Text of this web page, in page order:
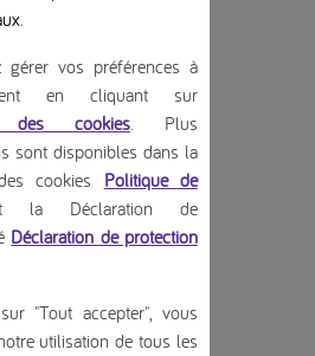
.
gérer vos préférences à
en cliquant sur
des cookies. Plus
sont disponibles dans la
cookies Politique de
Déclaration de
Déclaration de protection
"Tout accepter", vous
utilisation de tous les